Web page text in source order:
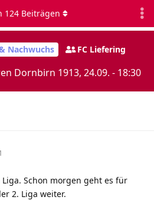
Nachwuchs FC Liefering
Dornbirn 1913, 24.09. - 18:30
124Beiträgen
Schon morgen geht es für
2. Liga weiter.